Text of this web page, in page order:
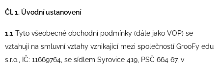
Čl. 1. Úvodní ustanovení
1.1 Tyto všeobecné obchodní podmínky (dále jako VOP) se
vztahují na smluvní vztahy vznikající mezi společností GrooFy edu
s.r.o., IČ: 11669764, se sídlem Syrovice 419, PSČ 664 67, v